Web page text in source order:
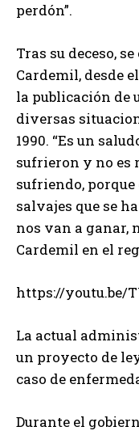
perdón”.
Tras su deceso,
Cardemil, desde
la publicación de
diversas
1990. “Es un
sufrieron y no es
sufriendo, porque
salvajes que se
nos van a ganar,
Cardemil en el
https://youtu.be/
La actual
un proyecto de
caso de
Durante el